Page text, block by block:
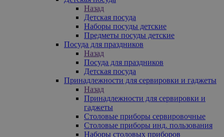
Назад
Детская посуда
Наборы посуды детские
Предметы посуды детские
Посуда для праздников
Назад
Посуда для праздников
Детская посуда
Принадлежности для сервировки и гаджеты
Назад
Принадлежности для сервировки и
гаджеты
Столовые приборы сервировочные
Столовые приборы инд. пользования
Наборы столовых приборов